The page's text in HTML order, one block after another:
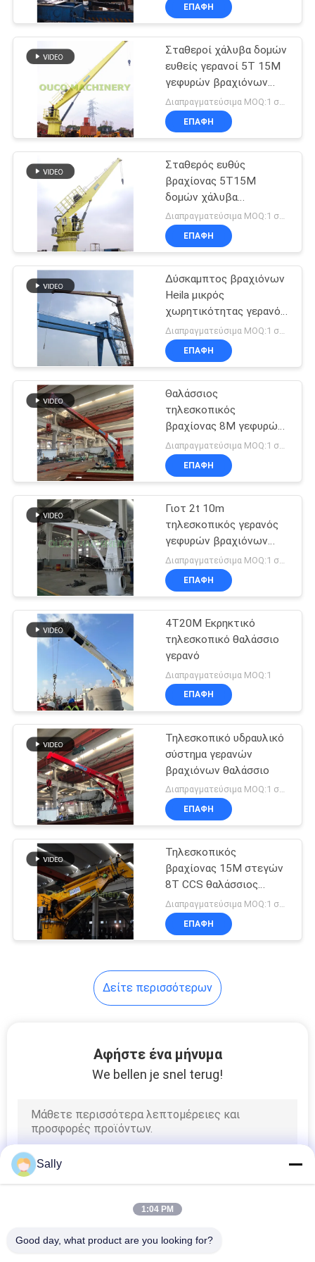
ΕΜΆΣ
ΕΠΙΣΚΈΨΕΙΣ
ΕΡΓΟΣΤΆΣΙΟ
ΈΛΕΓΧΟΣ
ΠΟΙΌΤΗΤΑΣ
ΕΙΔΉΣΕΙΣ
ΥΠΟΘΈΣΕΙΣ
CONTACT
SITEMAP
ΠΟΛΙΤΙΚΉ
ΑΠΟΡΡΉΤΟΥ
ΕΠΑΦΉ
Σταθεροί χάλυβα δομών
ευθείς γερανοί 5T 15M
γεφυρών βραχιόνων
θαλάσσιοι
ΕΠΑΦΉ
Σταθερός ευθύς
βραχίονας 5T15M
δομών χάλυβα
θαλάσσιοι γερανοί
γεφυρών
Διαπραγματεύσιμα MOQ:1 σύνολο
ΕΠΑΦΉ
Δύσκαμπτος βραχιόνων
Heila μικρός
χωρητικότητας γερανός
γεφυρών σκαφών
θαλάσσιος
Διαπραγματεύσιμα MOQ:1 σύνολο
ΕΠΑΦΉ
Θαλάσσιος
τηλεσκοπικός
βραχίονας 8M γεφυρών
παράκτιος γερανός
βάθρων
ΕΠΑΦΉ
Γιοτ 2t 10m
τηλεσκοπικός γερανός
γεφυρών βραχιόνων
υδραυλικός
ΕΠΑΦΉ
4T20M Εκρηκτικό
τηλεσκοπικό θαλάσσιο
γερανό
Διαπραγματεύσιμα MOQ:1
ΕΠΑΦΉ
Τηλεσκοπικό υδραυλικό
σύστημα γερανών
βραχιόνων θαλάσσιο
Διαπραγματεύσιμα MOQ:1 σύνολο
ΕΠΑΦΉ
Τηλεσκοπικός
βραχίονας 15M στεγών
8T CCS θαλάσσιος
γερανός γεφυρών
Διαπραγματεύσιμα MOQ:1 σύνολο
ΕΠΑΦΉ
Δείτε περισσότερων
Αφήστε ένα μήνυμα
We bellen je snel terug!
Sally
1:04 PM
Good day, what product are you looking for?